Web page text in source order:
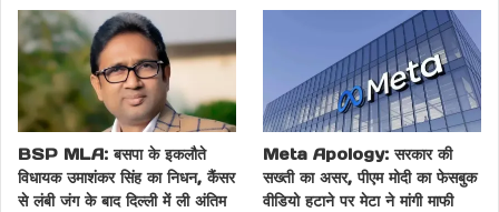
BSP MLA: बसपा के इकलौते
विधायक उमाशंकर सिंह का निधन, कैंसर
से लंबी जंग के बाद दिल्ली में ली अंतिम
Meta Apology: सरकार की
सख्ती का असर, पीएम मोदी का फेसबुक
वीडियो हटाने पर मेटा ने मांगी माफी